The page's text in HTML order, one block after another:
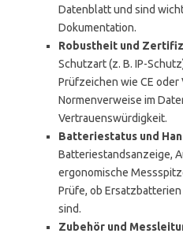
Datenblatt und sind
Dokumentation.
Robustheit und
Schutzart (z. B. IP-
Prüfzeichen wie CE oder
Normenverweise im
Vertrauenswürdigkeit.
Batteriestatus und
Batteriestandsanzeige,
ergonomische
Prüfe, ob
sind.
Zubehör und